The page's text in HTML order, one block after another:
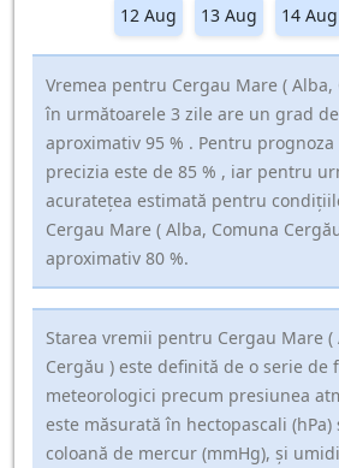
12 Aug 13 Aug 14 Aug
Vremea pentru Cergau Mare ( Alba,
în următoarele 3 zile are un grad
aproximativ 95 % . Pentru
precizia este de 85 % , iar pentru
acuratețea estimată pentru
Cergau Mare ( Alba, Comuna
aproximativ 80 %.
Starea vremii pentru Cergau Mare (
Cergău ) este definită de o serie de
meteorologici precum presiunea
este măsurată în hectopascali
coloană de mercur (mmHg), și